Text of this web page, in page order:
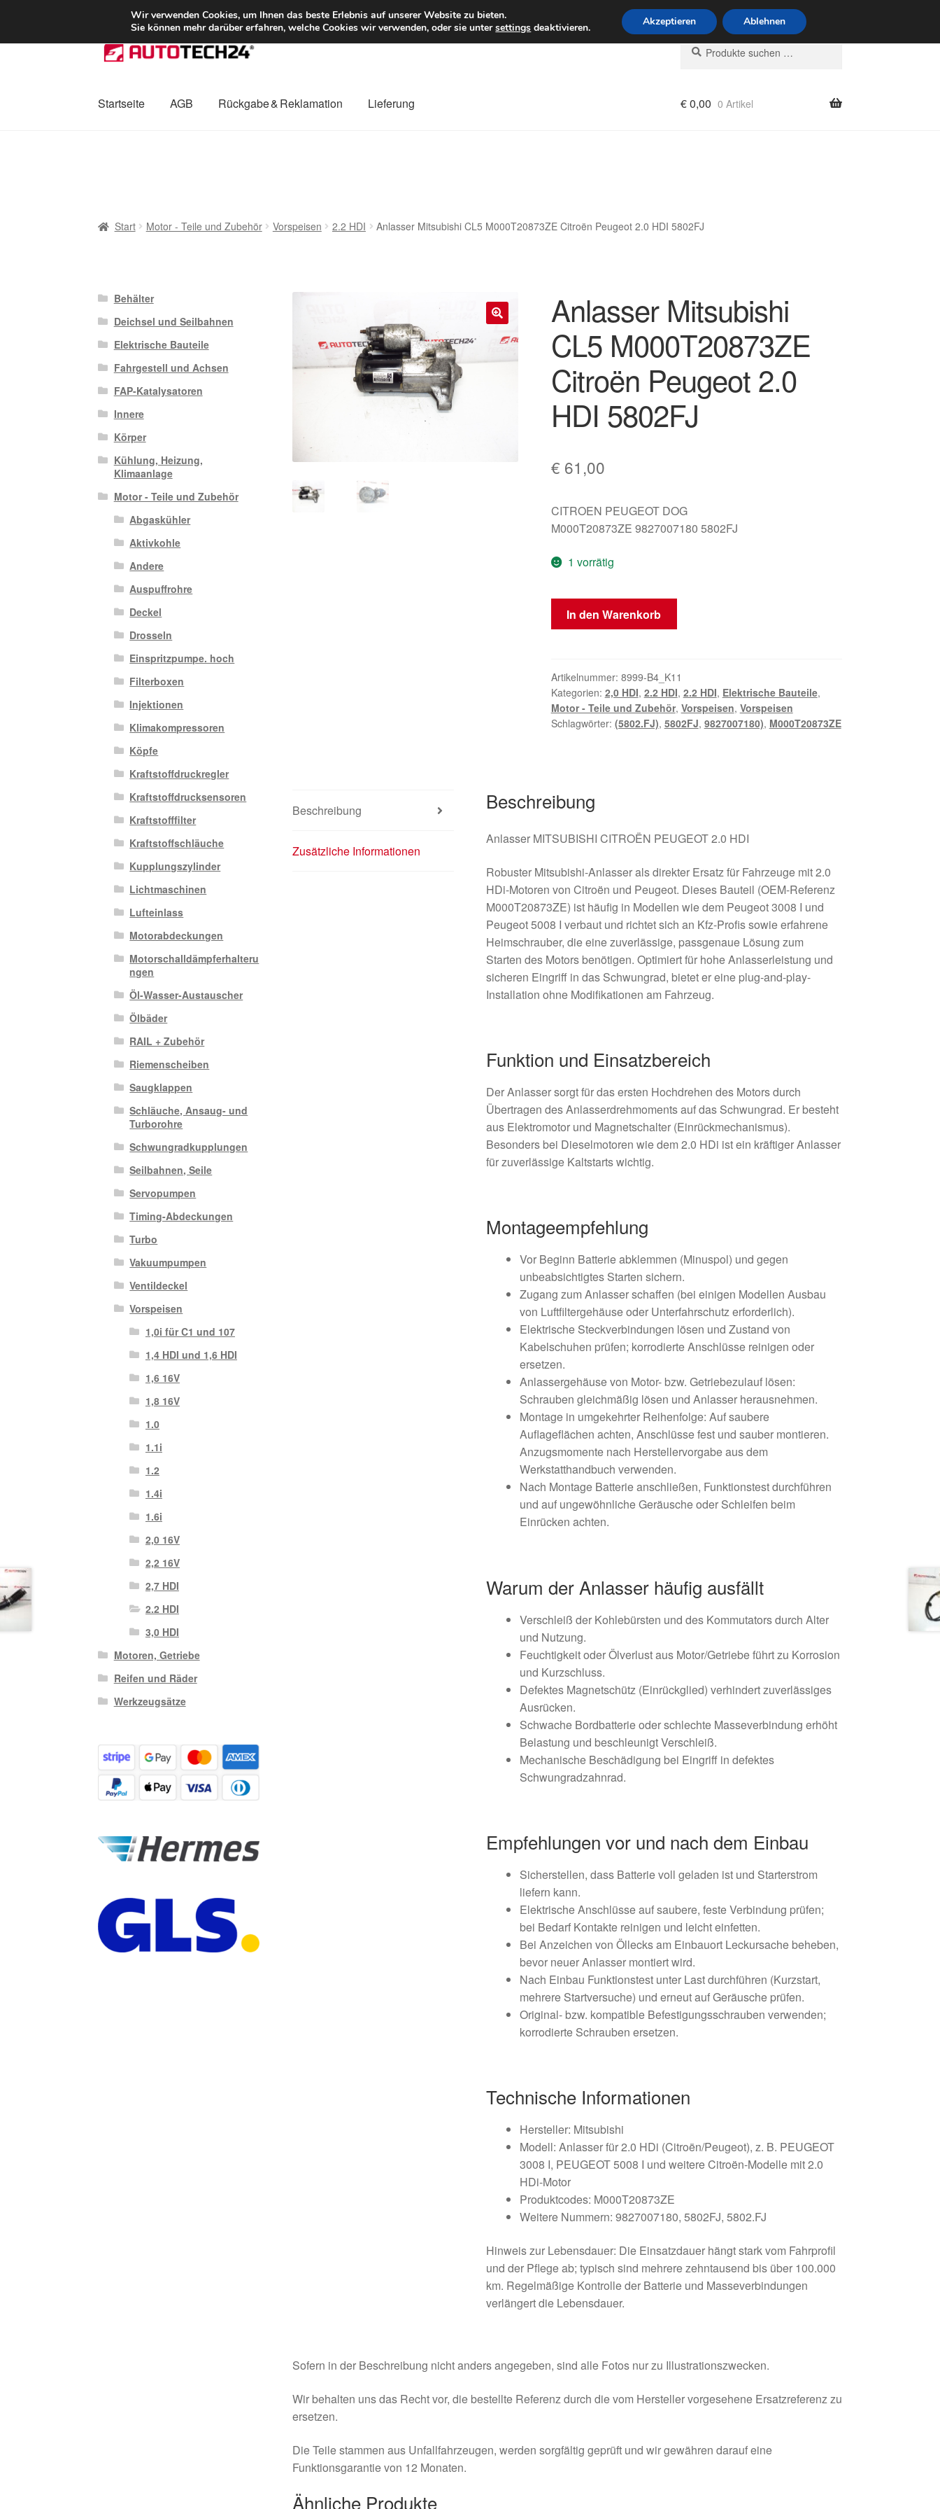
LIEFERUNG ab 6 EUR Mo–Fr 9–16 Uhr · 0175 7465658
Zur
Navigation
Zum
Inhalt
Suchen
nach:
Suchen
Startseite AGB Rückgabe & Reklamation Lieferung €0,00 0 Artikel
Start Motor - Teile und Zubehör Vorspeisen 2.2 HDI Anlasser Mitsubishi CL5 M000T20873ZE Citroën Peugeot 2.0 HDI 5802FJ
Anlasser Mitsubishi
CL5 M000T20873ZE
Citroën Peugeot 2.0
HDI 5802FJ
€ 61,00
CITROEN PEUGEOT DOG
M000T20873ZE 9827007180 5802FJ
1 vorrätig
Anlasser
Mitsubishi
Citroën
Peugeot
2.0
HDI
In den Warenkorb
Artikelnummer: 8999-B4_K11
Kategorien: 2,0 HDI, 2.2 HDI, 2.2 HDI, Elektrische Bauteile,
Motor - Teile und Zubehör, Vorspeisen, Vorspeisen
Schlagwörter: (5802.FJ), 5802FJ, 9827007180), M000T20873ZE
Beschreibung
Zusätzliche Informationen
Beschreibung
Anlasser MITSUBISHI CITROËN PEUGEOT 2.0 HDI
Robuster Mitsubishi-Anlasser als direkter Ersatz für Fahrzeuge mit 2.0
HDi-Motoren von Citroën und Peugeot. Dieses Bauteil (OEM-Referenz
M000T20873ZE) ist häufig in Modellen wie dem Peugeot 3008 I und
Peugeot 5008 I verbaut und richtet sich an Kfz-Profis sowie erfahrene
Heimschrauber, die eine zuverlässige, passgenaue Lösung zum
Starten des Motors benötigen. Optimiert für hohe Anlasserleistung und
sicheren Eingriff in das Schwungrad, bietet er eine plug-and-play-
Installation ohne Modifikationen am Fahrzeug.
Funktion und Einsatzbereich
Der Anlasser sorgt für das ersten Hochdrehen des Motors durch
Übertragen des Anlasserdrehmoments auf das Schwungrad. Er besteht
aus Elektromotor und Magnetschalter (Einrückmechanismus).
Besonders bei Dieselmotoren wie dem 2.0 HDi ist ein kräftiger Anlasser
für zuverlässige Kaltstarts wichtig.
Montageempfehlung
Vor Beginn Batterie abklemmen (Minuspol) und gegen
unbeabsichtigtes Starten sichern.
Zugang zum Anlasser schaffen (bei einigen Modellen Ausbau
von Luftfiltergehäuse oder Unterfahrschutz erforderlich).
Elektrische Steckverbindungen lösen und Zustand von
Kabelschuhen prüfen; korrodierte Anschlüsse reinigen oder
ersetzen.
Anlassergehäuse von Motor- bzw. Getriebezulauf lösen:
Schrauben gleichmäßig lösen und Anlasser herausnehmen.
Montage in umgekehrter Reihenfolge: Auf saubere
Auflageflächen achten, Anschlüsse fest und sauber montieren.
Anzugsmomente nach Herstellervorgabe aus dem
Werkstatthandbuch verwenden.
Nach Montage Batterie anschließen, Funktionstest durchführen
und auf ungewöhnliche Geräusche oder Schleifen beim
Einrücken achten.
Warum der Anlasser häufig ausfällt
Verschleiß der Kohlebürsten und des Kommutators durch Alter
und Nutzung.
Feuchtigkeit oder Ölverlust aus Motor/Getriebe führt zu Korrosion
und Kurzschluss.
Defektes Magnetschütz (Einrückglied) verhindert zuverlässiges
Ausrücken.
Schwache Bordbatterie oder schlechte Masseverbindung erhöht
Belastung und beschleunigt Verschleiß.
Mechanische Beschädigung bei Eingriff in defektes
Schwungradzahnrad.
Empfehlungen vor und nach dem Einbau
Sicherstellen, dass Batterie voll geladen ist und Starterstrom
liefern kann.
Elektrische Anschlüsse auf saubere, feste Verbindung prüfen;
bei Bedarf Kontakte reinigen und leicht einfetten.
Bei Anzeichen von Öllecks am Einbauort Leckursache beheben,
bevor neuer Anlasser montiert wird.
Nach Einbau Funktionstest unter Last durchführen (Kurzstart,
mehrere Startversuche) und erneut auf Geräusche prüfen.
Original- bzw. kompatible Befestigungsschrauben verwenden;
korrodierte Schrauben ersetzen.
Technische Informationen
Hersteller: Mitsubishi
Modell: Anlasser für 2.0 HDi (Citroën/Peugeot), z. B. PEUGEOT
3008 I, PEUGEOT 5008 I und weitere Citroën-Modelle mit 2.0
HDi-Motor
Produktcodes: M000T20873ZE
Weitere Nummern: 9827007180, 5802FJ, 5802.FJ
Hinweis zur Lebensdauer: Die Einsatzdauer hängt stark vom Fahrprofil
und der Pflege ab; typisch sind mehrere zehntausend bis über 100.000
km. Regelmäßige Kontrolle der Batterie und Masseverbindungen
verlängert die Lebensdauer.
Sofern in der Beschreibung nicht anders angegeben, sind alle Fotos nur zu Illustrationszwecken.
Wir behalten uns das Recht vor, die bestellte Referenz durch die vom Hersteller vorgesehene Ersatzreferenz zu
ersetzen.
Die Teile stammen aus Unfallfahrzeugen, werden sorgfältig geprüft und wir gewähren darauf eine
Funktionsgarantie von 12 Monaten.
Ähnliche Produkte
Behälter
Deichsel und Seilbahnen
Elektrische Bauteile
Fahrgestell und Achsen
FAP-Katalysatoren
Innere
Körper
Kühlung, Heizung,
Klimaanlage
Motor - Teile und Zubehör
Abgaskühler
Aktivkohle
Andere
Auspuffrohre
Deckel
Drosseln
Einspritzpumpe. hoch
Filterboxen
Injektionen
Klimakompressoren
Köpfe
Kraftstoffdruckregler
Kraftstoffdrucksensoren
Kraftstofffilter
Kraftstoffschläuche
Kupplungszylinder
Lichtmaschinen
Lufteinlass
Motorabdeckungen
Motorschalldämpferhalteru
ngen
Öl-Wasser-Austauscher
Ölbäder
RAIL + Zubehör
Riemenscheiben
Saugklappen
Schläuche, Ansaug- und
Turborohre
Schwungradkupplungen
Seilbahnen, Seile
Servopumpen
Timing-Abdeckungen
Turbo
Vakuumpumpen
Ventildeckel
Vorspeisen
1,0i für C1 und 107
1,4 HDI und 1,6 HDI
1,6 16V
1,8 16V
1.0
1.1i
1.2
1.4i
1.6i
2,0 16V
2,2 16V
2,7 HDI
2.2 HDI
3,0 HDI
Motoren, Getriebe
Reifen und Räder
Werkzeugsätze
Wir verwenden Cookies, um Ihnen das beste Erlebnis auf unserer Website zu bieten.
Sie können mehr darüber erfahren, welche Cookies wir verwenden, oder sie untersettings deaktivieren. Akzeptieren Ablehnen